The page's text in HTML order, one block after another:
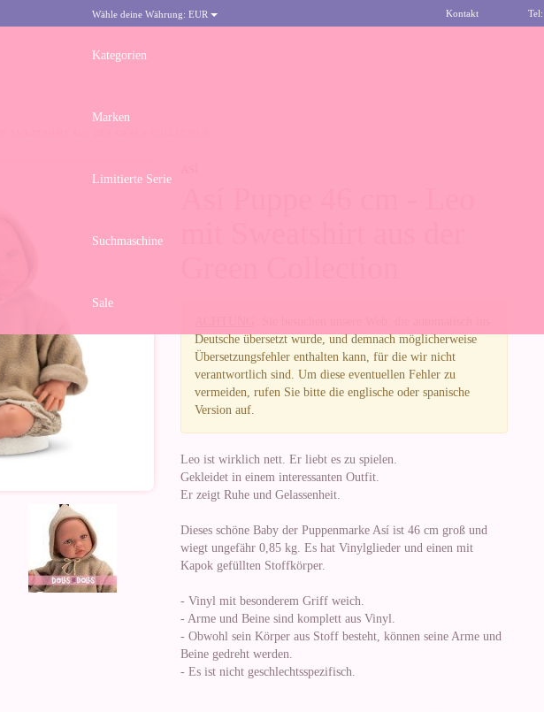
Wähle deine Währung: EUR Kontakt
Kategorien
Marken
Limitierte Serie
Suchmaschine
Sale
Deutsche übersetzt wurde, und demnach möglicherweise
Übersetzungsfehler enthalten kann, für die wir nicht
verantwortlich sind. Um diese eventuellen Fehler zu
vermeiden, rufen Sie bitte die englische oder spanische
Version auf.
Leo ist wirklich nett. Er liebt es zu spielen.
Gekleidet in einem interessanten Outfit.
Er zeigt Ruhe und Gelassenheit.
Dieses schöne Baby der Puppenmarke Así ist 46 cm groß und
wiegt ungefähr 0,85 kg. Es hat Vinylglieder und einen mit
Kapok gefüllten Stoffkörper.
- Vinyl mit besonderem Griff weich.
- Arme und Beine sind komplett aus Vinyl.
- Obwohl sein Körper aus Stoff besteht, können seine Arme und
Beine gedreht werden.
- Es ist nicht geschlechtsspezifisch.